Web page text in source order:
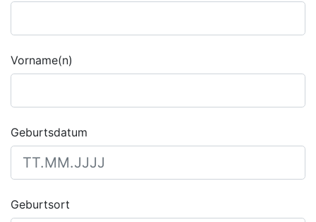
Vorname(n)
Geburtsdatum
Geburtsort